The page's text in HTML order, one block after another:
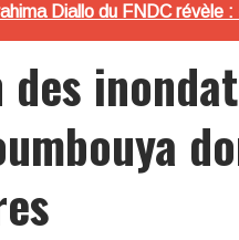
Diallo du FNDC révèle